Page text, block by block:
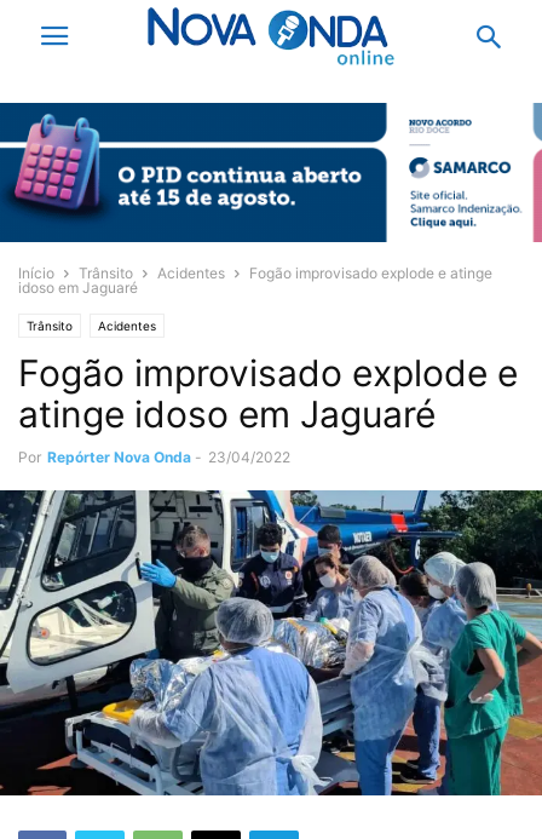
Início Trânsito Acidentes
Fogão improvisado explode e atinge
idoso em Jaguaré
Trânsito Acidentes
Fogão improvisado explode e
atinge idoso em Jaguaré
Por Repórter Nova Onda - 23/04/2022